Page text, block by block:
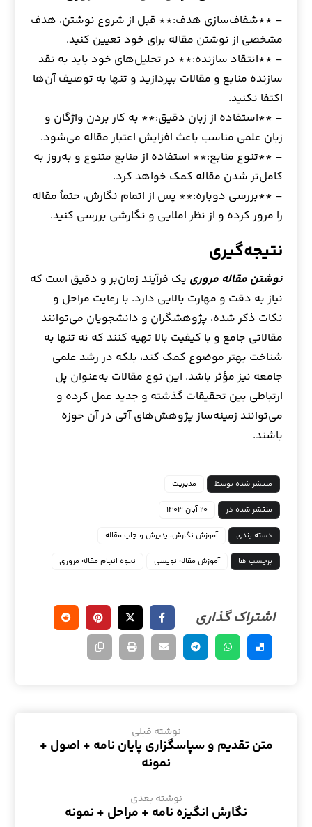
– **شفاف‌سازی هدف:** قبل از شروع نوشتن، هدف
مشخصی از نوشتن مقاله برای خود تعیین کنید.
– **انتقاد سازنده:** در تحلیل‌های خود باید به نقد
سازنده منابع و مقالات بپردازید و تنها به توصیف آن‌ها
اکتفا نکنید.
– **استفاده از زبان دقیق:** به کار بردن واژگان و
زبان علمی مناسب باعث افزایش اعتبار مقاله می‌شود.
– **تنوع منابع:** استفاده از منابع متنوع و به‌روز به
کامل‌تر شدن مقاله کمک خواهد کرد.
– **بررسی دوباره:** پس از اتمام نگارش، حتماً مقاله
را مرور کرده و از نظر املایی و نگارشی بررسی کنید.
نتیجه‌گیری
نوشتن مقاله مروری یک فرآیند زمان‌بر و دقیق است که
نیاز به دقت و مهارت بالایی دارد. با رعایت مراحل و
نکات ذکر شده، پژوهشگران و دانشجویان می‌توانند
مقالاتی جامع و با کیفیت بالا تهیه کنند که نه تنها به
شناخت بهتر موضوع کمک کند، بلکه در رشد علمی
جامعه نیز مؤثر باشد. این نوع مقالات به‌عنوان پل
ارتباطی بین تحقیقات گذشته و جدید عمل کرده و
می‌توانند زمینه‌ساز پژوهش‌های آتی در آن حوزه
باشند.
منتشر شده توسط مدیریت
منتشر شده در ۲۰ آبان ۱۴۰۳
دسته بندی آموزش نگارش، پذیرش و چاپ مقاله
برچسب ها آموزش مقاله نویسی نحوه انجام مقاله مروری
نوشته قبلی
متن تقدیم و سپاسگزاری پایان نامه + اصول +
نمونه
نوشته بعدی
نگارش انگیزه نامه + مراحل + نمونه